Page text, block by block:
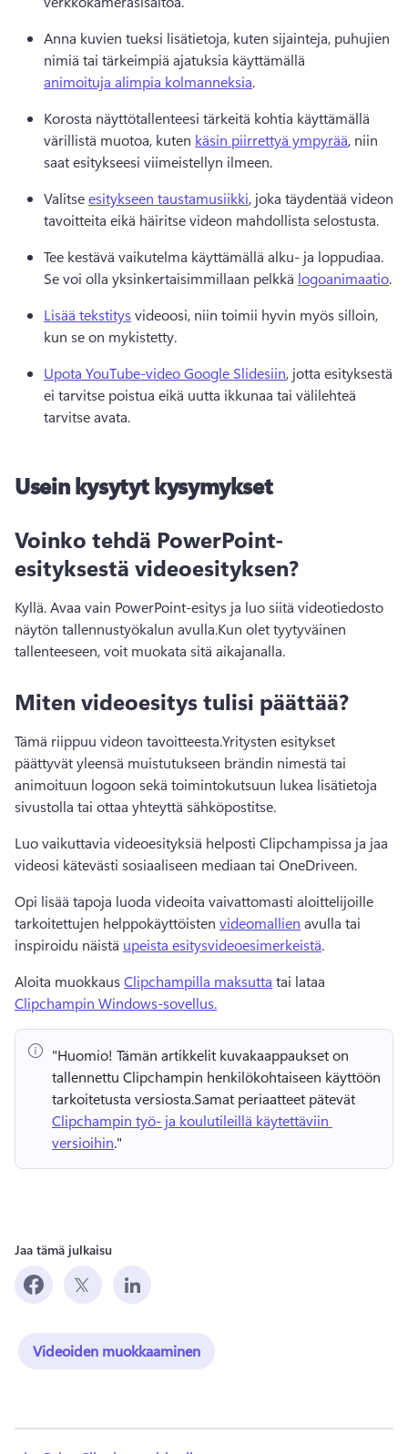
Anna kuvien tueksi lisätietoja, kuten sijainteja, puhujien
nimiä tai tärkeimpiä ajatuksia käyttämällä
animoituja alimpia kolmanneksia.
Korosta näyttötallenteesi tärkeitä kohtia käyttämällä
värillistä muotoa, kuten käsin piirrettyä ympyrää, niin
saat esitykseesi viimeistellyn ilmeen.
Valitse esitykseen taustamusiikki, joka täydentää videon
tavoitteita eikä häiritse videon mahdollista selostusta.
Se voi olla yksinkertaisimmillaan pelkkä logoanimaatio
Lisää tekstitys videoosi, niin toimii hyvin myös silloin,
kun se on mykistetty.
Upota YouTube-video Google Slidesiin, jotta esityksestä
ei tarvitse poistua eikä uutta ikkunaa tai välilehteä
tarvitse avata.
Usein kysytyt kysymykset
Voinko tehdä PowerPoint-
esityksestä videoesityksen?
Kyllä. Avaa vain PowerPoint-esitys ja luo siitä videotiedosto
näytön tallennustyökalun avulla.Kun olet tyytyväinen
tallenteeseen, voit muokata sitä aikajanalla.
Miten videoesitys tulisi päättää?
Tämä riippuu videon tavoitteesta.Yritysten esitykset
päättyvät yleensä muistutukseen brändin nimestä tai
animoituun logoon sekä toimintokutsuun lukea lisätietoja
sivustolla tai ottaa yhteyttä sähköpostitse.
Luo vaikuttavia videoesityksiä helposti Clipchampissa ja jaa
videosi kätevästi sosiaaliseen mediaan tai OneDriveen.
Opi lisää tapoja luoda videoita vaivattomasti aloittelijoille
tarkoitettujen helppokäyttöisten videomallien avulla tai
inspiroidu näistä upeista esitysvideoesimerkeistä.
Aloita muokkaus Clipchampilla maksutta tai lataa
Clipchampin Windows-sovellus.
"Huomio! Tämän artikkelit kuvakaappaukset on
tallennettu Clipchampin henkilökohtaiseen käyttöön
tarkoitetusta versiosta.
Clipchampin työ- ja koulutileillä käytettäviin
versioihin."
Jaa tämä julkaisu
Videoiden muokkaaminen